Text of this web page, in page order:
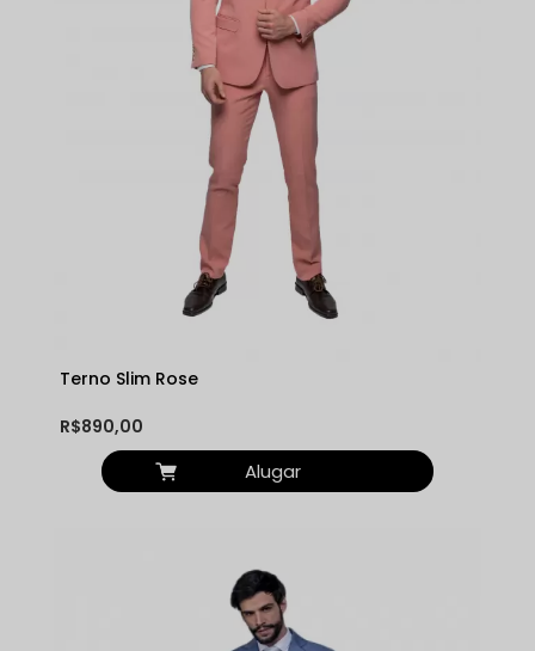
Terno Slim Rose
R$890,00
Alugar